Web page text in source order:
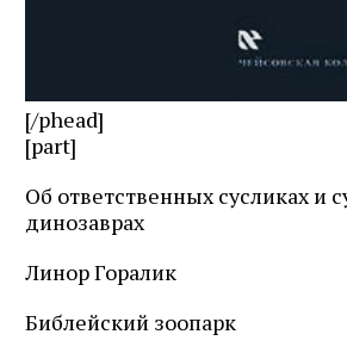
[/phead]
[part]
Об ответствен­ных сусликах и
динозаврах
Линор Горалик
Библейский зоопарк